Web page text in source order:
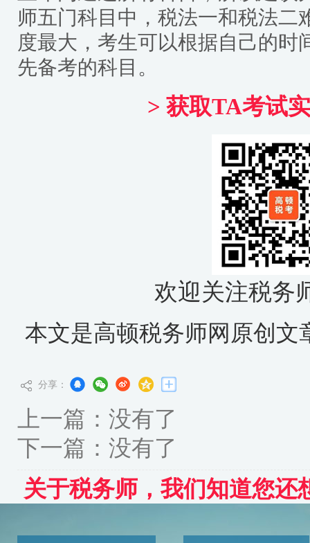
师五门科目中，税法一和税法二
度最大，考生可以根据自己的时
先备考的科目。
> 获取TA考试
欢迎关注税务
本文是高顿税务师网原创文
分享：
上一篇：没有了
下一篇：没有了
关于税务师，我们知道您还